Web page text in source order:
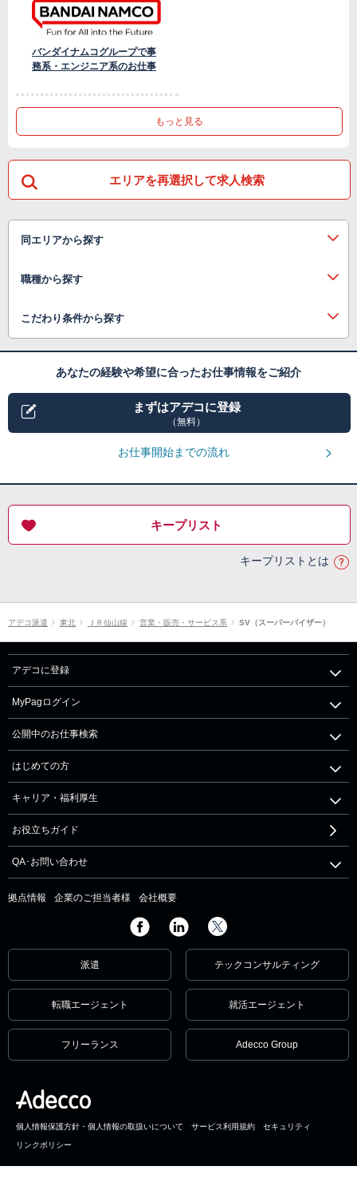
バンダイナムコグループで事
務系・エンジニア系のお仕事
もっと見る
エリアを再選択して求人検索
同エリアから探す
職種から探す
こだわり条件から探す
あなたの経験や希望に合ったお仕事情報をご紹介
まずはアデコに登録
（無料）
お仕事開始までの流れ
キープリスト
キープリストとは
アデコ派遣 東北 ＪＲ仙山線 営業・販売・サービス系 SV（スーパーバイザー）
アデコに登録
MyPagログイン
公開中のお仕事検索
はじめての方
キャリア・福利厚生
お役立ちガイド
QA･お問い合わせ
拠点情報 企業のご担当者様 会社概要
派遣 テックコンサルティング
転職エージェント 就活エージェント
フリーランス Adecco Group
個人情報保護方針・個人情報の取扱いについて サービス利用規約 セキュリティ
リンクポリシー